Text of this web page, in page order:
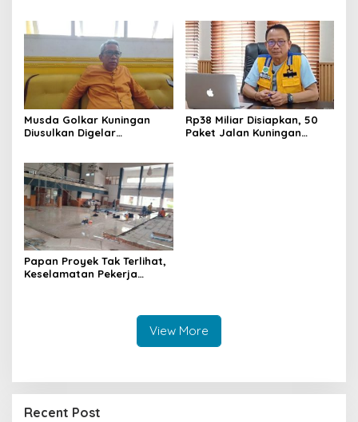
dan Berdaya
Muda
Musda Golkar Kuningan
Diusulkan Digelar
Rp38 Miliar Disiapkan, 50
Paket Jalan Kuningan
Papan Proyek Tak Terlihat,
Keselamatan Pekerja
View More
Recent Post